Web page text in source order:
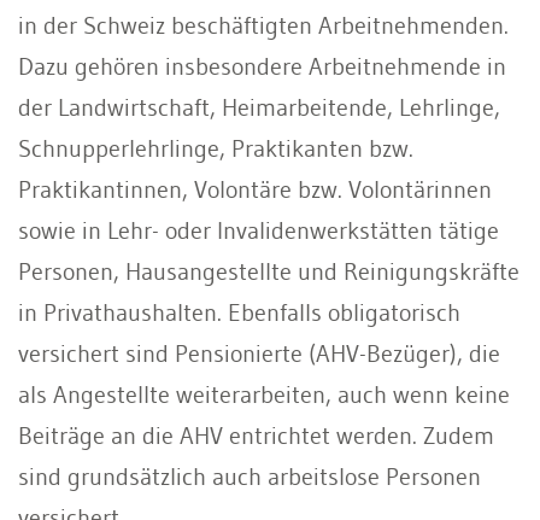
in der Schweiz beschäftigten Arbeitnehmenden.
Dazu gehören insbesondere Arbeitnehmende in
der Landwirtschaft, Heimarbeitende, Lehrlinge,
Schnupperlehrlinge, Praktikanten bzw.
Praktikantinnen, Volontäre bzw. Volontärinnen
sowie in Lehr- oder Invalidenwerkstätten tätige
Personen, Hausangestellte und Reinigungskräfte
in Privathaushalten. Ebenfalls obligatorisch
versichert sind Pensionierte (AHV-Bezüger), die
als Angestellte weiterarbeiten, auch wenn keine
Beiträge an die AHV entrichtet werden. Zudem
sind grundsätzlich auch arbeitslose Personen